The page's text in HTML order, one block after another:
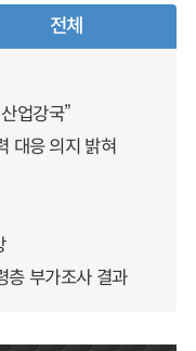
전체
업강국”
대응 의지 밝혀
부가조사 결과